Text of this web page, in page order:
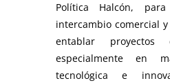
Política Halcón,
intercambio comercial
entablar proyectos
especialmente en
tecnológica e